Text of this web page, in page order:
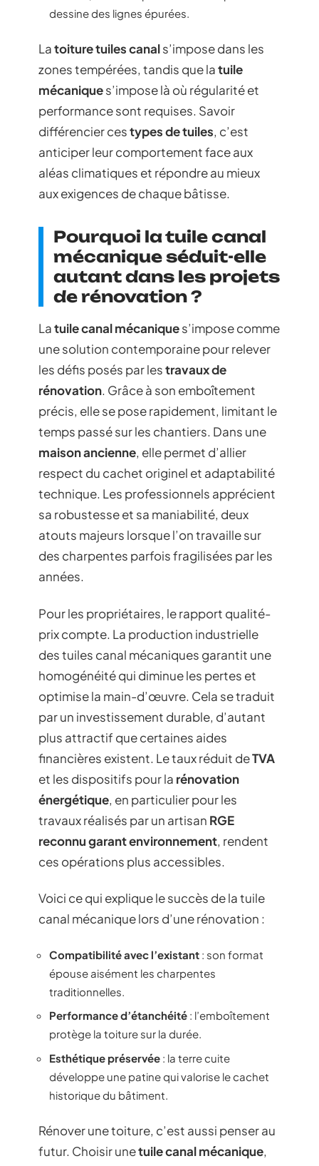
dessine des lignes épurées.
Latoiture tuiles canals’impose dans les
zones tempérées, tandis que latuile
mécaniques’impose là où régularité et
performance sont requises. Savoir
différencier cestypes de tuiles, c’est
anticiper leur comportement face aux
aléas climatiques et répondre au mieux
aux exigences de chaque bâtisse.
Pourquoi la tuile canal
mécanique séduit-elle
autant dans les projets
de rénovation ?
Latuile canal mécaniques’impose comme
une solution contemporaine pour relever
les défis posés par lestravaux de
rénovation. Grâce à son emboîtement
précis, elle se pose rapidement, limitant le
temps passé sur les chantiers. Dans une
maison ancienne, elle permet d’allier
respect du cachet originel et adaptabilité
technique. Les professionnels apprécient
sa robustesse et sa maniabilité, deux
atouts majeurs lorsque l’on travaille sur
des charpentes parfois fragilisées par les
années.
Pour les propriétaires, le rapport qualité-
prix compte. La production industrielle
des tuiles canal mécaniques garantit une
homogénéité qui diminue les pertes et
optimise la main-d’œuvre. Cela se traduit
par un investissement durable, d’autant
plus attractif que certaines aides
financières existent. Le taux réduit deTVA
et les dispositifs pour la rénovation
énergétique, en particulier pour les
travaux réalisés par un artisan RGE
reconnu garant environnement, rendent
ces opérations plus accessibles.
Voici ce qui explique le succès de la tuile
canal mécanique lors d’une rénovation :
Compatibilité avec l’existant : son format
épouse aisément les charpentes
traditionnelles.
Performance d’étanchéité : l’emboîtement
protège la toiture sur la durée.
Esthétique préservée : la terre cuite
développe une patine qui valorise le cachet
historique du bâtiment.
Rénover une toiture, c’est aussi penser au
futur. Choisir unetuile canal mécanique,